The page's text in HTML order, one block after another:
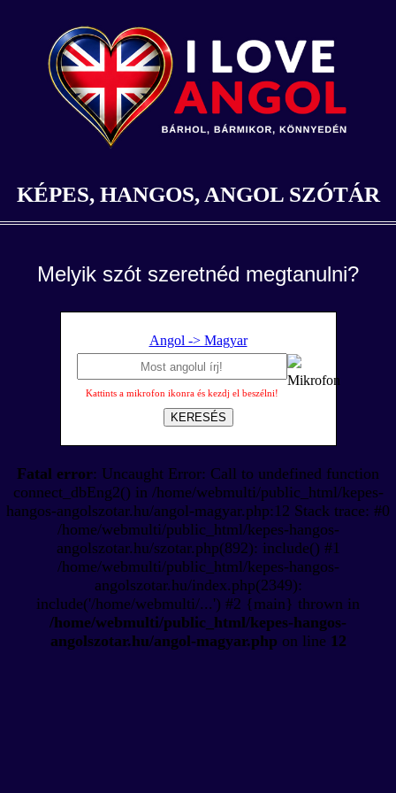
KÉPES, HANGOS, ANGOL SZÓTÁR
Melyik szót szeretnéd megtanulni?
Angol -> Magyar
Kattints a mikrofon ikonra és kezdj el beszélni!
KERESÉS
Fatal error: Uncaught Error: Call to undefined function
connect_dbEng2() in /home/webmulti/public_html/kepes-
hangos-angolszotar.hu/angol-magyar.php:12 Stack trace: #0
/home/webmulti/public_html/kepes-hangos-
angolszotar.hu/szotar.php(892): include() #1
/home/webmulti/public_html/kepes-hangos-
angolszotar.hu/index.php(2349):
include('/home/webmulti/...') #2 {main} thrown in
/home/webmulti/public_html/kepes-hangos-
angolszotar.hu/angol-magyar.php on line 12